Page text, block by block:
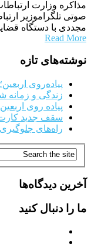
مذاکره وزارت
صوتی تلگراموزیر
مجددی با دستگاه
Read More
navigation
نوشته‌های تازه
پیاده‌روی
زندگی و زمانه
پیاده روی
سقف جدید کارت
راه‌های
آخرین دیدگاه‌ها
ما را دنبال کنید